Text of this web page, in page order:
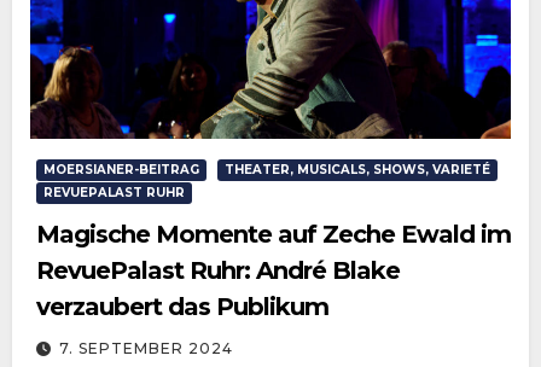
MOERSIANER-BEITRAG
THEATER, MUSICALS, SHOWS, VARIETÉ
REVUEPALAST RUHR
Magische Momente auf Zeche Ewald im
RevuePalast Ruhr: André Blake
verzaubert das Publikum
7. SEPTEMBER 2024